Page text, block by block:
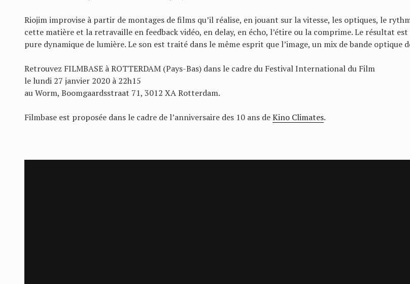
Riojim improvise à partir de montages de films qu’il réalise, en jouant sur la vitesse, les optiques, le
cette matière et la retravaille en feedback vidéo, en delay, en écho, l’étire ou la comprime. Le résultat
pure dynamique de lumière. Le son est traité dans le même esprit que l’image, un mix de bande optique
Retrouvez FILMBASE à ROTTERDAM (Pays-Bas) dans le cadre du Festival International du Film
le lundi 27 janvier 2020 à 22h15
au Worm, Boomgaardsstraat 71, 3012 XA Rotterdam.
Filmbase est proposée dans le cadre de l’anniversaire des 10 ans deKino Climates.